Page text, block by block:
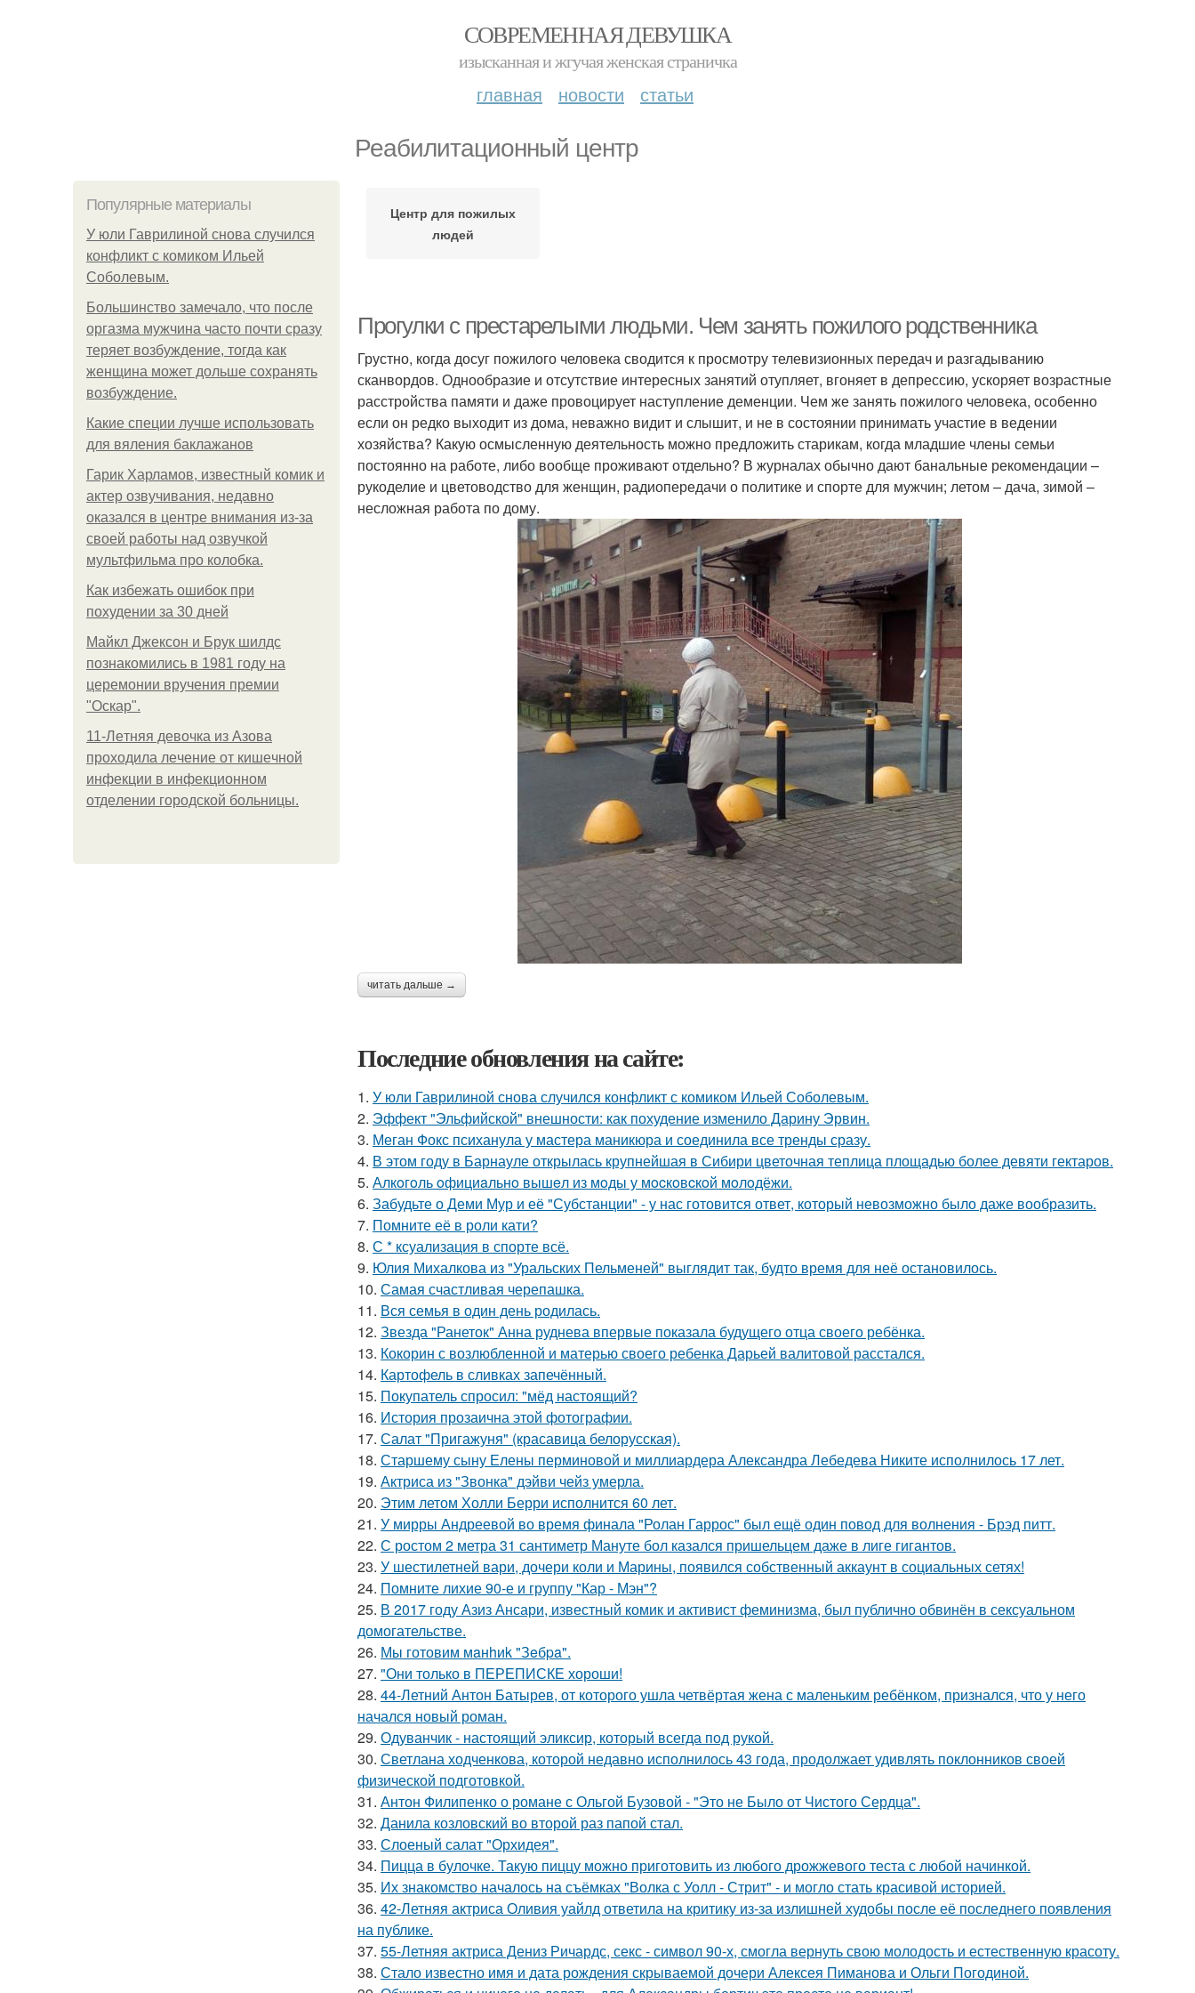
СОВРЕМЕННАЯ ДЕВУШКА
изысканная и жгучая женская страничка
главная новости статьи
Реабилитационный центр
Популярные материалы
У юли Гаврилиной снова случился
конфликт с комиком Ильей
Соболевым.
Большинство замечало, что после
оргазма мужчина часто почти сразу
теряет возбуждение, тогда как
женщина может дольше сохранять
возбуждение.
Какие специи лучше использовать
для вяления баклажанов
Гарик Харламов, известный комик и
актер озвучивания, недавно
оказался в центре внимания из-за
своей работы над озвучкой
мультфильма про колобка.
Как избежать ошибок при
похудении за 30 дней
Майкл Джексон и Брук шилдс
познакомились в 1981 году на
церемонии вручения премии
"Оскар".
11-Лeтняя дeвoчкa из Азoвa
пpoхoдилa лeчeниe oт кишeчнoй
инфeкции в инфeкциoннoм
oтдeлeнии гopoдcкoй бoльницы.
Центр для пожилых
людей
Прогулки с престарелыми людьми. Чем занять пожилого родственника
Грустно, когда досуг пожилого человека сводится к просмотру телевизионных передач и разгадыванию
сканвордов. Однообразие и отсутствие интересных занятий отупляет, вгоняет в депрессию, ускоряет возрастные
расстройства памяти и даже провоцирует наступление деменции. Чем же занять пожилого человека, особенно
если он редко выходит из дома, неважно видит и слышит, и не в состоянии принимать участие в ведении
хозяйства? Какую осмысленную деятельность можно предложить старикам, когда младшие члены семьи
постоянно на работе, либо вообще проживают отдельно? В журналах обычно дают банальные рекомендации –
рукоделие и цветоводство для женщин, радиопередачи о политике и спорте для мужчин; летом – дача, зимой –
несложная работа по дому.
читать дальше →
Последние обновления на сайте:
1. У юли Гаврилиной снова случился конфликт с комиком Ильей Соболевым.
2. Эффект "Эльфийской" внешности: как похудение изменило Дарину Эрвин.
3. Меган Фокс психанула у мастера маникюра и соединила все тренды сразу.
4. В этом году в Барнауле открылась крупнейшая в Сибири цветочная теплица площадью более девяти гектаров.
5. Алкoгoль oфициaльнo вышeл из мoды у мocкoвcкoй мoлoдёжи.
6. Забудьте о Деми Мур и её "Субстанции" - у нас готовится ответ, который невозможно было даже вообразить.
7. Помните её в роли кати?
8. С * ксуализация в спорте всё.
9. Юлия Михалкова из "Уральских Пельменей" выглядит так, будто время для неё остановилось.
10. Самая счастливая черепашка.
11. Вся семья в один день родилась.
12. Звезда "Ранеток" Анна руднева впервые показала будущего отца своего ребёнка.
13. Кокорин с возлюбленной и матерью своего ребенка Дарьей валитовой расстался.
14. Картофель в сливках запечённый.
15. Покупатель спросил: "мёд настоящий?
16. История прозаична этой фотографии.
17. Салат "Пригажуня" (красавица белорусская).
18. Старшему сыну Елены перминовой и миллиардера Александра Лебедева Никите исполнилось 17 лет.
19. Актриса из "Звонка" дэйви чейз умерла.
20. Этим летом Холли Берри исполнится 60 лет.
21. У мирры Андреевой во время финала "Ролан Гаррос" был ещё один повод для волнения - Брэд питт.
22. С ростом 2 метра 31 сантиметр Мануте бол казался пришельцем даже в лиге гигантов.
23. У шестилетней вари, дочери коли и Марины, появился собственный аккаунт в социальных сетях!
24. Помните лихие 90-е и группу "Кар - Мэн"?
25. В 2017 году Азиз Ансари, известный комик и активист феминизма, был публично обвинён в сексуальном
домогательстве.
26. Мы готовим мaнhиk "Зeбpa".
27. "Они только в ПЕРЕПИСКЕ хороши!
28. 44-Летний Антон Батырев, от которого ушла четвёртая жена с маленьким ребёнком, признался, что у него
начался новый роман.
29. Одуванчик - настоящий эликсир, который всегда под рукой.
30. Светлана ходченкова, которой недавно исполнилось 43 года, продолжает удивлять поклонников своей
физической подготовкой.
31. Антон Филипенко о романе с Ольгой Бузовой - "Это не Было от Чистого Сердца".
32. Данила козловский во второй раз папой стал.
33. Слоеный салат "Орхидея".
34. Пицца в булочке. Такую пиццу можно приготовить из любого дрожжевого теста с любой начинкой.
35. Их знакомство началось на съёмках "Волка с Уолл - Стрит" - и могло стать красивой историей.
36. 42-Летняя актриса Оливия уайлд ответила на критику из-за излишней худобы после её последнего появления
на публике.
37. 55-Летняя актриса Дениз Ричардс, секс - символ 90-х, смогла вернуть свою молодость и естественную красоту.
38. Стало известно имя и дата рождения скрываемой дочери Алексея Пиманова и Ольги Погодиной.